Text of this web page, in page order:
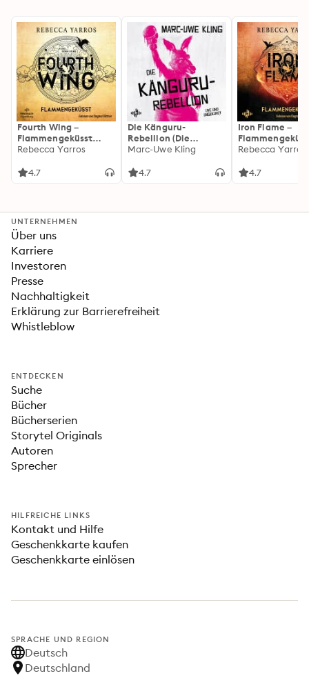
Fourth Wing –
Flammengeküsst
(Flammengeküsst-
Rebecca Yarros
4.7
Die Känguru-
Rebellion (Die
Känguru-Werke 5)
Marc-Uwe Kling
4.7
Iron Flame –
heißersehnte
Rebecca Yarros
4.7
UNTERNEHMEN
Über uns
Karriere
Investoren
Presse
Nachhaltigkeit
Erklärung zur Barrierefreiheit
Whistleblow
ENTDECKEN
Suche
Bücher
Bücherserien
Storytel Originals
Autoren
Sprecher
HILFREICHE LINKS
Kontakt und Hilfe
Geschenkkarte kaufen
Geschenkkarte einlösen
SPRACHE UND REGION
Deutsch
Deutschland